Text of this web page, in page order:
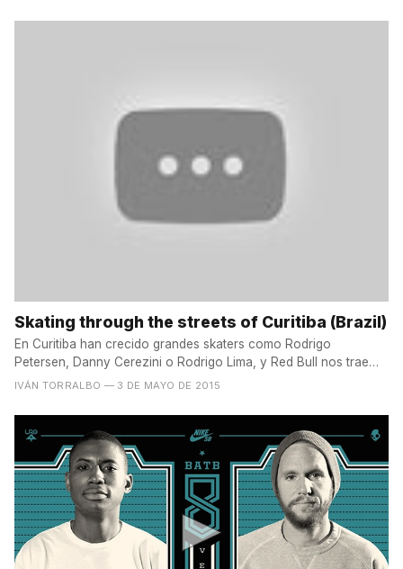
Skating through the streets of Curitiba (Brazil)
En Curitiba han crecido grandes skaters como Rodrigo
Petersen, Danny Cerezini o Rodrigo Lima, y Red Bull nos trae
un...
IVÁN TORRALBO — 3 DE MAYO DE 2015